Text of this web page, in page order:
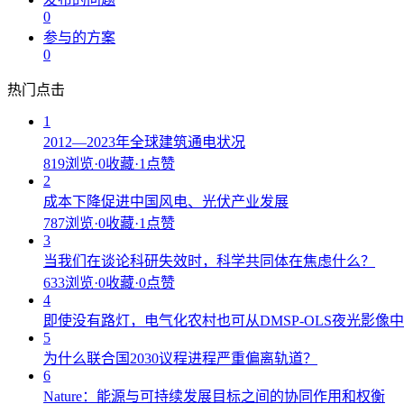
0
参与的方案
0
热门点击
1
2012—2023年全球建筑通电状况
819浏览·0收藏·1点赞
2
成本下降促进中国风电、光伏产业发展
787浏览·0收藏·1点赞
3
当我们在谈论科研失效时，科学共同体在焦虑什么？
633浏览·0收藏·0点赞
4
即使没有路灯，电气化农村也可从DMSP-OLS夜光影像
5
为什么联合国2030议程进程严重偏离轨道？
6
Nature：能源与可持续发展目标之间的协同作用和权衡